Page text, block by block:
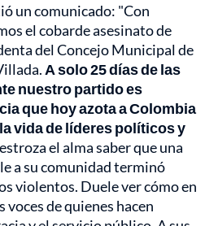
un comunicado: "Con
el cobarde asesinato de
del Concejo Municipal de
A solo 25 días de las
nuestro partido es
que hoy azota a Colombia
vida de líderes políticos y
el alma saber que una
a su comunidad terminó
violentos. Duele ver cómo en
de quienes hacen